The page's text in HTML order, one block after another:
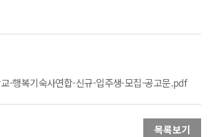
-행복기숙사연합-신규-입주생-모집-공고문.pdf
목록보기